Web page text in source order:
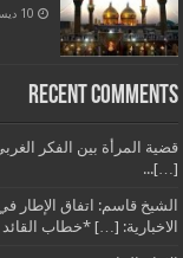
10 ديسمبر,2017
Recent Comments
قضية المرأة بين الفكر
[…]...
الشيخ قاسم: اتفاق الإطار
الاخبارية: […] *خطاب